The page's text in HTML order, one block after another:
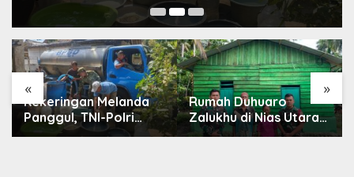
« »
Kekeringan Melanda
Panggul, TNI-Polri
Salurkan 12.000 Liter
Rumah Duhuaro
Zalukhu di Nias Utara
Kini Layak Huni